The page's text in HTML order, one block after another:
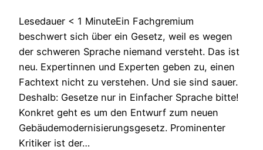
Lesedauer < 1 MinuteEin Fachgremium
beschwert sich über ein Gesetz, weil es wegen
der schweren Sprache niemand versteht. Das ist
neu. Expertinnen und Experten geben zu, einen
Fachtext nicht zu verstehen. Und sie sind sauer.
Deshalb: Gesetze nur in Einfacher Sprache bitte!
Konkret geht es um den Entwurf zum neuen
Gebäudemodernisierungsgesetz. Prominenter
Kritiker ist der…